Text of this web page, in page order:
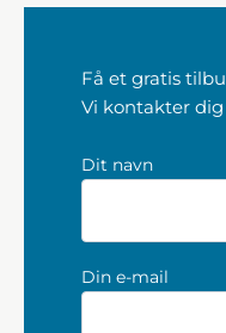
Få et gratis
Vi kontakter dig
Dit navn
Din e-mail